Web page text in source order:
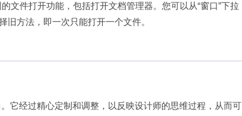
文件打开功能，包括打开文档管理器。您可以从“窗口”下拉
旧方法，即一次只能打开一个文件。
它经过精心定制和调整，以反映设计师的思维过程，从而可